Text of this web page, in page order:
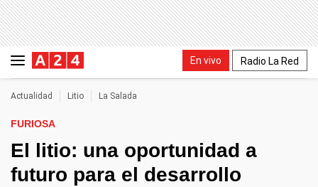
En vivo Radio La Red
Actualidad Litio La Salada
FURIOSA
El litio: una oportunidad a
futuro para el desarrollo